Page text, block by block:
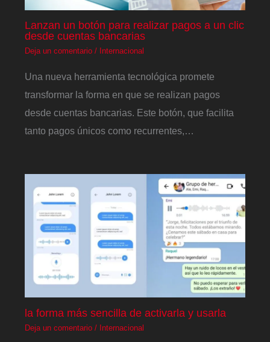
Lanzan un botón para realizar pagos a un clic
desde cuentas bancarias
Deja un comentario / Internacional
Una nueva herramienta tecnológica promete
transformar la forma en que se realizan pagos
desde cuentas bancarias. Este botón, que facilita
tanto pagos únicos como recurrentes,…
la forma más sencilla de activarla y usarla
Deja un comentario / Internacional